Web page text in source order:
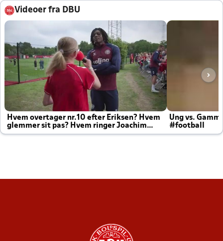
Videoer fra DBU
Hvem overtager nr.10 efter Eriksen? Hvem
glemmer sit pas? Hvem ringer Joachim
altid til efter kampe?
Ung vs.
#football